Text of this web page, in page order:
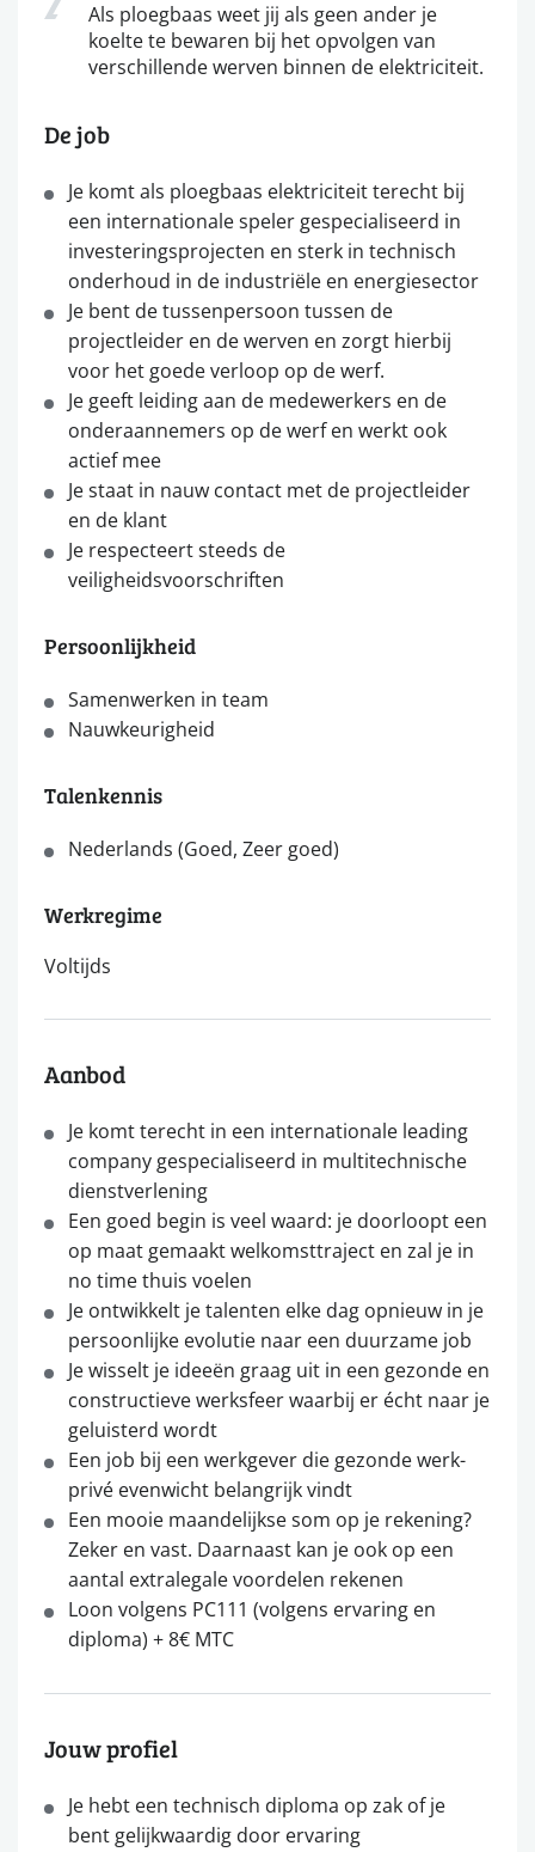
Als ploegbaas weet jij als geen ander je
koelte te bewaren bij het opvolgen van
verschillende werven binnen de elektriciteit.
De job
Je komt als ploegbaas elektriciteit terecht bij
een internationale speler gespecialiseerd in
investeringsprojecten en sterk in technisch
onderhoud in de industriële en energiesector
Je bent de tussenpersoon tussen de
projectleider en de werven en zorgt hierbij
voor het goede verloop op de werf.
Je geeft leiding aan de medewerkers en de
onderaannemers op de werf en werkt ook
actief mee
Je staat in nauw contact met de projectleider
en de klant
Je respecteert steeds de
veiligheidsvoorschriften
Persoonlijkheid
Samenwerken in team
Nauwkeurigheid
Talenkennis
Nederlands (Goed, Zeer goed)
Werkregime
Voltijds
Aanbod
Je komt terecht in een internationale leading
company gespecialiseerd in multitechnische
dienstverlening
Een goed begin is veel waard: je doorloopt een
op maat gemaakt welkomsttraject en zal je in
no time thuis voelen
Je ontwikkelt je talenten elke dag opnieuw in je
persoonlijke evolutie naar een duurzame job
Je wisselt je ideeën graag uit in een gezonde en
constructieve werksfeer waarbij er écht naar je
geluisterd wordt
Een job bij een werkgever die gezonde werk-
privé evenwicht belangrijk vindt
Een mooie maandelijkse som op je rekening?
Zeker en vast. Daarnaast kan je ook op een
aantal extralegale voordelen rekenen
Loon volgens PC111 (volgens ervaring en
diploma) + 8€ MTC
Jouw profiel
Je hebt een technisch diploma op zak of je
bent gelijkwaardig door ervaring